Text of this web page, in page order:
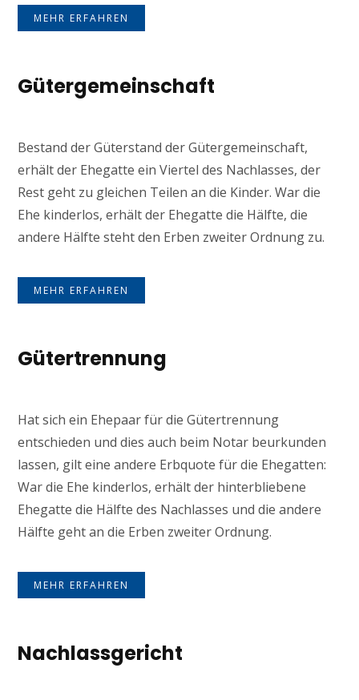
MEHR ERFAHREN
Gütergemeinschaft
Bestand der Güterstand der Gütergemeinschaft,
erhält der Ehegatte ein Viertel des Nachlasses, der
Rest geht zu gleichen Teilen an die Kinder. War die
Ehe kinderlos, erhält der Ehegatte die Hälfte, die
andere Hälfte steht den Erben zweiter Ordnung zu.
MEHR ERFAHREN
Gütertrennung
Hat sich ein Ehepaar für die Gütertrennung
entschieden und dies auch beim Notar beurkunden
lassen, gilt eine andere Erbquote für die Ehegatten:
War die Ehe kinderlos, erhält der hinterbliebene
Ehegatte die Hälfte des Nachlasses und die andere
Hälfte geht an die Erben zweiter Ordnung.
MEHR ERFAHREN
Nachlassgericht